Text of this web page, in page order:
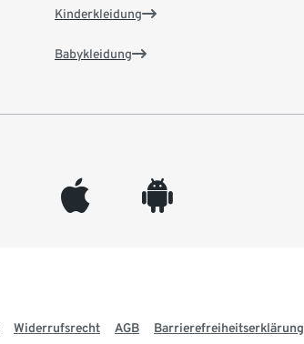
Kinderkleidung
Babykleidung
appleinc android
Widerrufsrecht AGB Barrierefreiheitserklärung